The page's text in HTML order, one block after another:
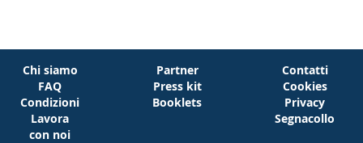
Chi siamo
FAQ
Condizioni
Lavora
con noi
Partner
Press kit
Booklets
Contatti
Cookies
Privacy
Segnacollo